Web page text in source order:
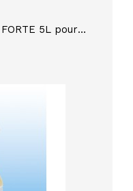
5L pour
pour le